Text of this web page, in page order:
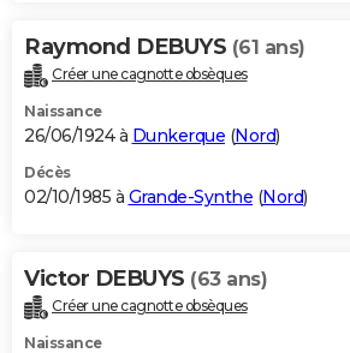
Raymond DEBUYS (61 ans)
Créer une cagnotte obsèques
Naissance
26/06/1924 à Dunkerque (Nord)
Décès
02/10/1985 à Grande-Synthe (Nord)
Victor DEBUYS (63 ans)
Créer une cagnotte obsèques
Naissance